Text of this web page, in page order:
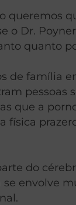
queremos
o Dr.
quanto
de família
pessoas
que a
do
envolve